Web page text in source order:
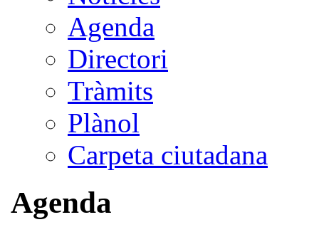
Agenda
Directori
Tràmits
Plànol
Carpeta ciutadana
Agenda